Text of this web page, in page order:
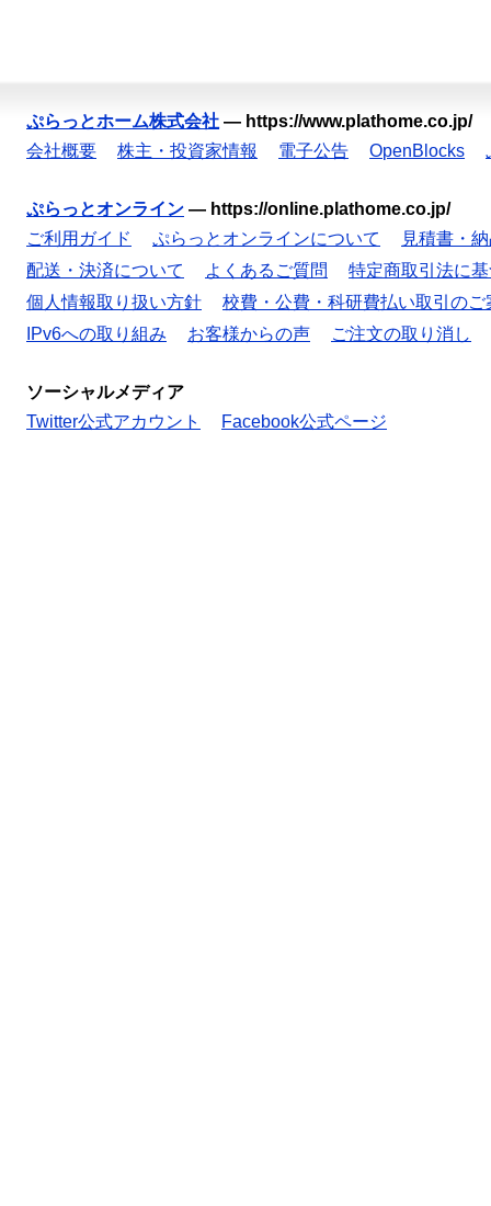
ぷらっとホーム株式会社 — https://www.plathome.co.jp/
会社概要
株主・投資家情報 電子公告 OpenBlocks
ぷらっとオンライン — https://online.plathome.co.jp/
ご利用ガイド
ぷらっとオンラインについて
見積書・
配送・決済について
よくあるご質問
特定商取引法に
個人情報取り扱い方針
校費・公費・科研費払い取引のご
IPv6への取り組み
お客様からの声 ご注文の取り消し
ソーシャルメディア
Twitter公式アカウント
Facebook公式ページ